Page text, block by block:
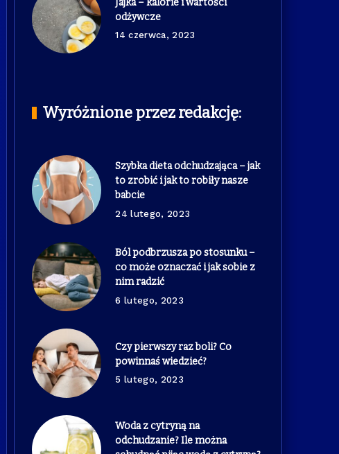
odżywcze
14 czerwca, 2023
Wyróżnione przez redakcję:
Szybka dieta odchudzająca – jak
to zrobić i jak to robiły nasze
babcie
24 lutego, 2023
Ból podbrzusza po stosunku –
co może oznaczać i jak sobie z
nim radzić
6 lutego, 2023
Czy pierwszy raz boli? Co
powinnaś wiedzieć?
5 lutego, 2023
Woda z cytryną na
odchudzanie? Ile można